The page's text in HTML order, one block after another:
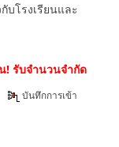
บโรงเรียนและ
! รับจำนวนจำกัด
บันทึกการเข้า